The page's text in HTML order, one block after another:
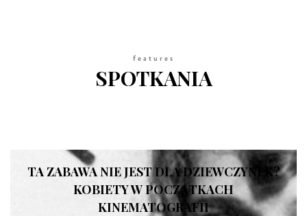
features
SPOTKANIA
TA ZABAWA NIE JEST DLA DZIEWCZYNEK?
KOBIETY W POCZĄTKACH
KINEMATOGRAFII